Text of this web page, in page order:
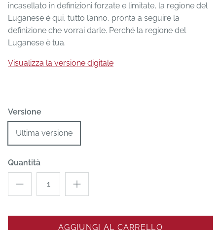
incasellato in definizioni forzate e limitate, la regione del
Luganese è qui, tutto l’anno, pronta a seguire la
definizione che vorrai darle. Perché la regione del
Luganese è tua.
Visualizza la versione digitale
Versione
Ultima versione
Quantità
AGGIUNGI AL CARRELLO